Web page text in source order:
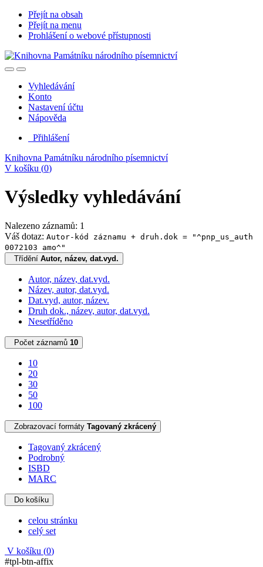
Přejít na obsah
Přejít na menu
Prohlášení o webové přístupnosti
Vyhledávání
Konto
Nastavení účtu
Nápověda
Přihlášení
Knihovna Památníku národního písemnictví
V košíku (0)
Výsledky vyhledávání
Nalezeno záznamů: 1
Váš dotaz: Autor-kód záznamu + druh.dok = "^pnp_us_auth
0072103 amo^"
Třídění Autor, název, dat.vyd.
Autor, název, dat.vyd.
Název, autor, dat.vyd.
Dat.vyd, autor, název.
Druh dok., název, autor, dat.vyd.
Nesetříděno
Počet záznamů 10
10
20
30
50
100
Zobrazovací formáty Tagovaný zkrácený
Tagovaný zkrácený
Podrobný
ISBD
MARC
Do košíku
celou stránku
celý set
V košíku (0)
#tpl-btn-affix